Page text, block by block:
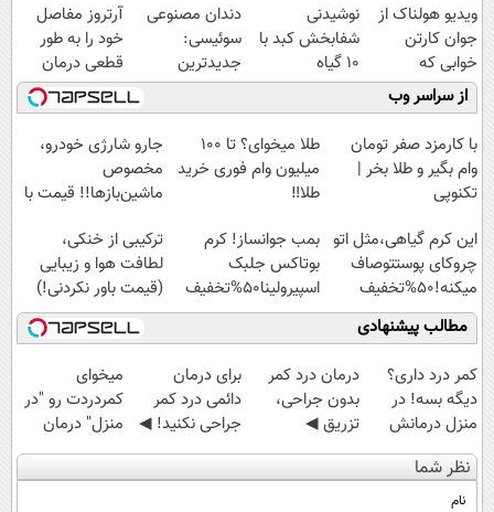
ویدیو هولناک از
جوان کارتن
خوابی که
میلیاردر شد.
آموزش رایگان
نوشیدنی
شفابخش کبد با
10 گیاه
موثر(تخفیف تا
امشب)
دندان مصنوعی
سوئیسی:
جدیدترین
فناوری اروپا،
سبک و مقاوم |
پرداخت قسطی
آرتروز مفاصل
خود را به طور
قطعی درمان
کنید!
◗پرسش‌نامه◖
از سراسر وب
با کارمزد صفر تومان
وام بگیر و طلا بخر |
تکنوپی
طلا میخوای؟ تا 100
میلیون وام فوری خرید
طلا‼️
جارو شارژی خودرو،
مخصوص
ماشین‌باز‌ها!! قیمت با
1,499,000
این کرم گیاهی،مثل اتو
چروکای پوستتوصاف
میکنه!50%تخفیف
بمب جوانساز! کرم
بوتاکس جلبک
اسپیرولینا50%تخفیف
ترکیبی از خنکی،
لطافت هوا و زیبایی
(قیمت باور نکردنی!)
مطالب پیشنهادی
کمر درد داری؟
دیگه بسه! در
منزل درمانش
کن
(◀پرسش‌نامه)
درمان درد کمر
بدون جراحی،
تزریق ◀
پرسش‌نامه رو پر
کن ▶
برای درمان
دائمی درد کمر
جراحی نکنید! ◀
پرسش‌نامه رو پر
کن ▶
میخوای
کمردردت رو "در
منزل" درمان
کنی؟ (◂فیلم +
◂پرسش‌نامه)
نظر شما
نام